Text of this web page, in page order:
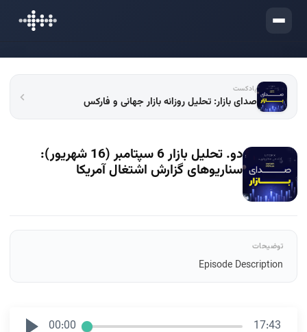
ورود
پادکست
صدای بازار: تحلیل روزانه بازار جهانی و فارکس
دو. تحلیل بازار 6 سپتامبر (16 شهریور):
سناریوهای گزارش اشتغال آمریکا
توضیحات
Episode Description
00:00 17:43